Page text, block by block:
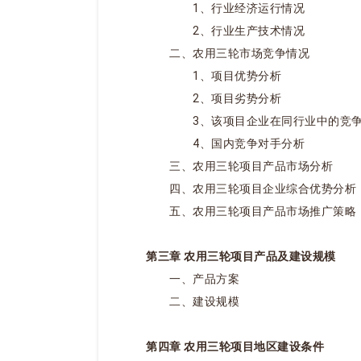
1、行业经济运行情况
2、行业生产技术情况
二、农用三轮市场竞争情况
1、项目优势分析
2、项目劣势分析
3、该项目企业在同行业中的竞争
4、国内竞争对手分析
三、农用三轮项目产品市场分析
四、农用三轮项目企业综合优势分析
五、农用三轮项目产品市场推广策略
第三章 农用三轮项目产品及建设规模
一、产品方案
二、建设规模
第四章 农用三轮项目地区建设条件